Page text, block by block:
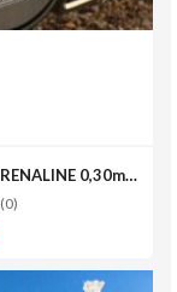
KORDA ADRENALINE 0,30mm 1000m
(0)